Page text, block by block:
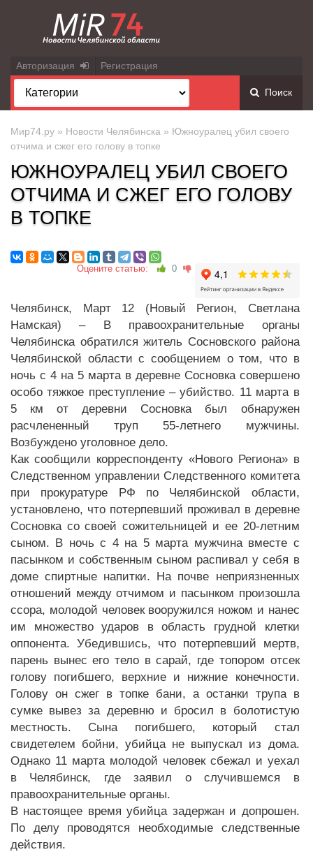
Авторизация Регистрация
Поиск
Мир74.ру » Новости Челябинска » Южноуралец убил своего
отчима и сжег его голову в топке
ЮЖНОУРАЛЕЦ УБИЛ СВОЕГО
ОТЧИМА И СЖЕГ ЕГО ГОЛОВУ
В ТОПКЕ
Оцените статью: 0
Челябинск, Март 12 (Новый Регион, Светлана
Намская) – В правоохранительные органы
Челябинска обратился житель Сосновского района
Челябинской области с сообщением о том, что в
ночь с 4 на 5 марта в деревне Сосновка совершено
особо тяжкое преступление – убийство. 11 марта в
5 км от деревни Сосновка был обнаружен
расчлененный труп 55-летнего мужчины.
Возбуждено уголовное дело.
Как сообщили корреспонденту «Нового Региона» в
Следственном управлении Следственного комитета
при прокуратуре РФ по Челябинской области,
установлено, что потерпевший проживал в деревне
Сосновка со своей сожительницей и ее 20-летним
сыном. В ночь с 4 на 5 марта мужчина вместе с
пасынком и собственным сыном распивал у себя в
доме спиртные напитки. На почве неприязненных
отношений между отчимом и пасынком произошла
ссора, молодой человек вооружился ножом и нанес
им множество ударов в область грудной клетки
оппонента. Убедившись, что потерпевший мертв,
парень вынес его тело в сарай, где топором отсек
голову погибшего, верхние и нижние конечности.
Голову он сжег в топке бани, а останки трупа в
сумке вывез за деревню и бросил в болотистую
местность. Сына погибшего, который стал
свидетелем бойни, убийца не выпускал из дома.
Однако 11 марта молодой человек сбежал и уехал
в Челябинск, где заявил о случившемся в
правоохранительные органы.
В настоящее время убийца задержан и допрошен.
По делу проводятся необходимые следственные
действия.